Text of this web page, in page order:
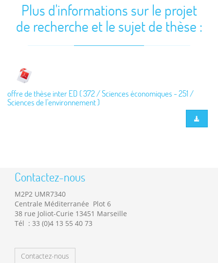
Plus d'informations sur le projet
de recherche et le sujet de thèse :
offre de thèse inter ED ( 372 / Sciences économiques - 251 /
Sciences de l'environnement )
Contactez-nous
M2P2 UMR7340
Centrale Méditerranée Plot 6
38 rue Joliot-Curie 13451 Marseille
Tél : 33 (0)4 13 55 40 73
Contactez-nous